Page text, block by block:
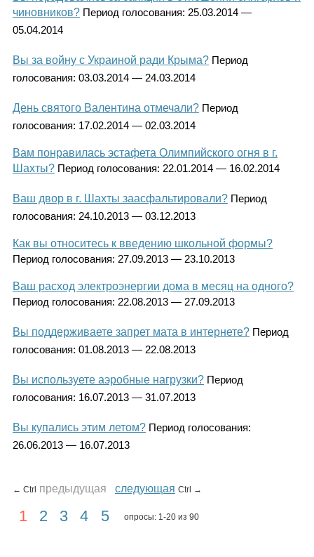
чиновников? Период голосования: 25.03.2014 —
05.04.2014
Вы за войну с Украиной ради Крыма? Период
голосования: 03.03.2014 — 24.03.2014
День святого Валентина отмечали? Период
голосования: 17.02.2014 — 02.03.2014
Вам понравилась эстафета Олимпийского огня в г.
Шахты? Период голосования: 22.01.2014 — 16.02.2014
Ваш двор в г. Шахты заасфальтировали? Период
голосования: 24.10.2013 — 03.12.2013
Как вы относитесь к введению школьной формы?
Период голосования: 27.09.2013 — 23.10.2013
Ваш расход электроэнергии дома в месяц на одного?
Период голосования: 22.08.2013 — 27.09.2013
Вы поддерживаете запрет мата в интернете? Период
голосования: 01.08.2013 — 22.08.2013
Вы используете аэробные нагрузки? Период
голосования: 16.07.2013 — 31.07.2013
Вы купались этим летом? Период голосования:
26.06.2013 — 16.07.2013
← Ctrl предыдущая следующая Ctrl →
1 2 3 4 5 опросы: 1-20 из 90